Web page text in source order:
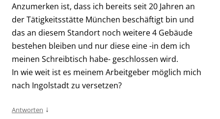
Anzumerken ist, dass ich bereits seit 20 Jahren an
der Tätigkeitsstätte München beschäftigt bin und
das an diesem Standort noch weitere 4 Gebäude
bestehen bleiben und nur diese eine -in dem ich
meinen Schreibtisch habe- geschlossen wird.
In wie weit ist es meinem Arbeitgeber möglich mich
nach Ingolstadt zu versetzen?
Antworten ↓